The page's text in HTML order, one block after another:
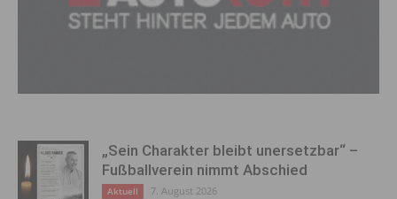
„Sein Charakter bleibt unersetzbar“ –
Fußballverein nimmt Abschied
Aktuell 7. August 2026